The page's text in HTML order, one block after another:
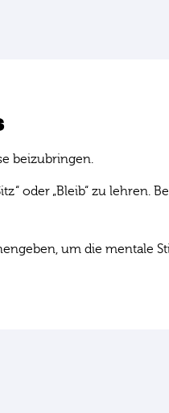
beizubringen.
oder „Bleib“ zu lehren.
um die mentale